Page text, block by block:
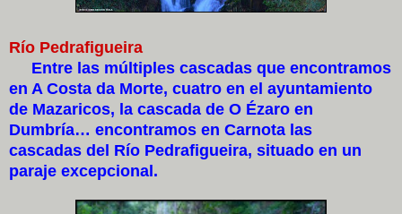
Río Pedrafigueira
Entre las múltiples cascadas que encontramos
en A Costa da Morte, cuatro en el ayuntamiento
de Mazaricos, la cascada de O Ézaro en
Dumbría… encontramos en Carnota las
cascadas del Río Pedrafigueira, situado en un
paraje excepcional.